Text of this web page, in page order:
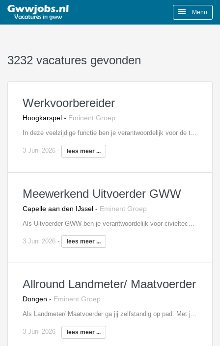
Menu
3232 vacatures gevonden
Werkvoorbereider
Hoogkarspel - Eminent Groep
In deze veelzijdige functie ben je verantwoordelijk voor de technisch en organisatorisch voorbereiden van de projecten. Je maakt en bewaakt de planning, koopt onderaannemers en leveranciers in, signaleert meer- en minderwerk en past zonodig de werk tekeningen. Je bent de schakel tussen de opdrachtgever en de mensen op de bouwplaats, jouw oplossingsgerichtheid en proactiviteit zorgen voor efficiëntere processen. Interesse? Neem contact op met Mariëlle Blom, 06 - 18 73 33 65,
3 Juni 2026 - lees meer ...
Meewerkend Uitvoerder GWW
Capelle aan den IJssel - Eminent Groep
3 Juni 2026 - lees meer ...
Allround Landmeter/ Maatvoerder
Dongen - Eminent Groep
Als Landmeter/ Maatvoerder ga jij zelfstandig op pad. Met jouw ervaring die je al hebt opgedaan is dit geen enkel probleem. Je vindt het leuk om verantwoordelijk te zijn voor de uitvoering van landmeetkundige metingen. Daarnaast haal je energie uit het schakelen met verschillende partijen en vindt je het belangrijk om ervoor te zorgen dat het werk binnen de gestelde tijd wordt afgerond. Een greep uit jouw takenpakket: - Voorbereiden van landmetingen - Uitvoeren van landmetingen op diverse plaatsen - Verwerken van metingen middels Autocad Naast bovenstaande taken, zul je diverse andere verantwoordelijkheden naar je toegeschoven krijgen. Het betreft een afwisselende functie! Interesse? Neem contact op met Sten Knol, 06 - 18 73 33 57,
3 Juni 2026 - lees meer ...